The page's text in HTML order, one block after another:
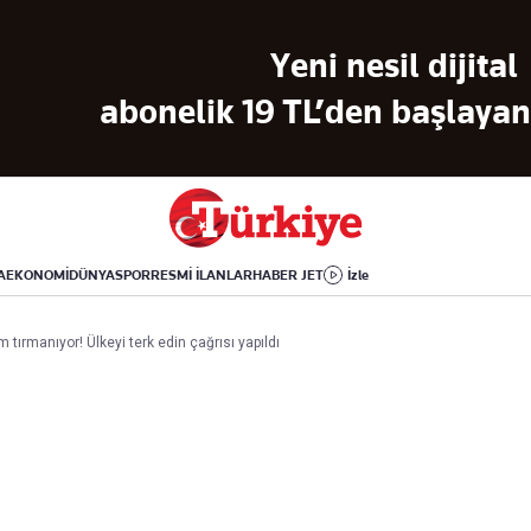
Yeni nesil dijital
abonelik 19 TL’den
EKONOMİDÜNYASPORRESMİ İLANLARHABER JET İzle
İsrail-Gazze
Yemek
Aktüel
Sinema
Kitap
Ülkeyi terk edin çağrısı yapıldı